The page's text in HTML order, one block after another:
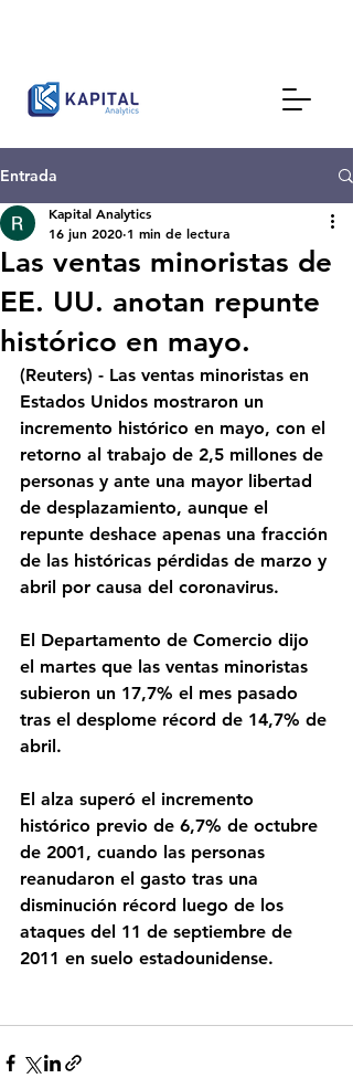
Entrada
Las ventas minoristas de
EE. UU. anotan repunte
histórico en mayo.
Kapital Analytics
16 jun 2020 1 min de lectura
(Reuters) - Las ventas minoristas en
Estados Unidos mostraron un
incremento histórico en mayo, con el
retorno al trabajo de 2,5 millones de
personas y ante una mayor libertad
de desplazamiento, aunque el
repunte deshace apenas una fracción
de las históricas pérdidas de marzo y
abril por causa del coronavirus.
El Departamento de Comercio dijo
el martes que las ventas minoristas
subieron un 17,7% el mes pasado
tras el desplome récord de 14,7% de
abril.
El alza superó el incremento
histórico previo de 6,7% de octubre
de 2001, cuando las personas
reanudaron el gasto tras una
disminución récord luego de los
ataques del 11 de septiembre de
2011 en suelo estadounidense.